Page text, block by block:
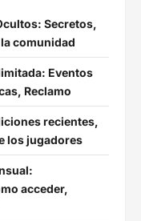
Secretos,
comunidad
Eventos
Reclamo
recientes,
los jugadores
acceder,